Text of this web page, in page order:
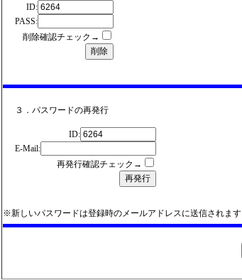
ID:
PASS:
削除確認チェック→
３．パスワードの再発行
ID:
E-Mail:
再発行確認チェック→
※新しいパスワードは登録時のメールアドレスに送信されます